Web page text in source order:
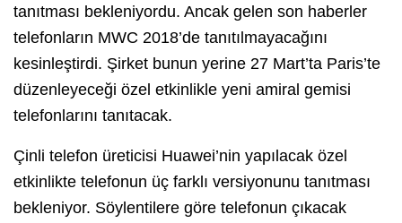
tanıtması bekleniyordu. Ancak gelen son haberler
telefonların MWC 2018’de tanıtılmayacağını
kesinleştirdi. Şirket bunun yerine 27 Mart’ta Paris’te
düzenleyeceği özel etkinlikle yeni amiral gemisi
telefonlarını tanıtacak.
Çinli telefon üreticisi Huawei’nin yapılacak özel
etkinlikte telefonun üç farklı versiyonunu tanıtması
bekleniyor. Söylentilere göre telefonun çıkacak